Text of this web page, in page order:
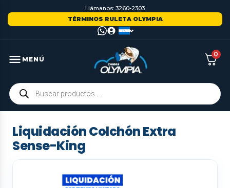
Llámanos: 3260-2303
TÉRMINOS RULETA OLYMPIA
MENÚ
0
Liquidación Colchón Extra
Sense-King